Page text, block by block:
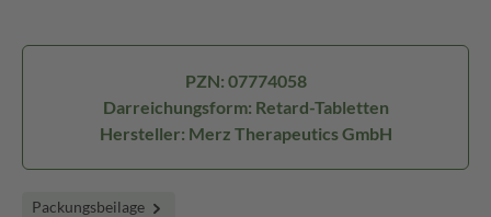
PZN: 07774058
Darreichungsform: Retard-Tabletten
Hersteller: Merz Therapeutics GmbH
Packungsbeilage